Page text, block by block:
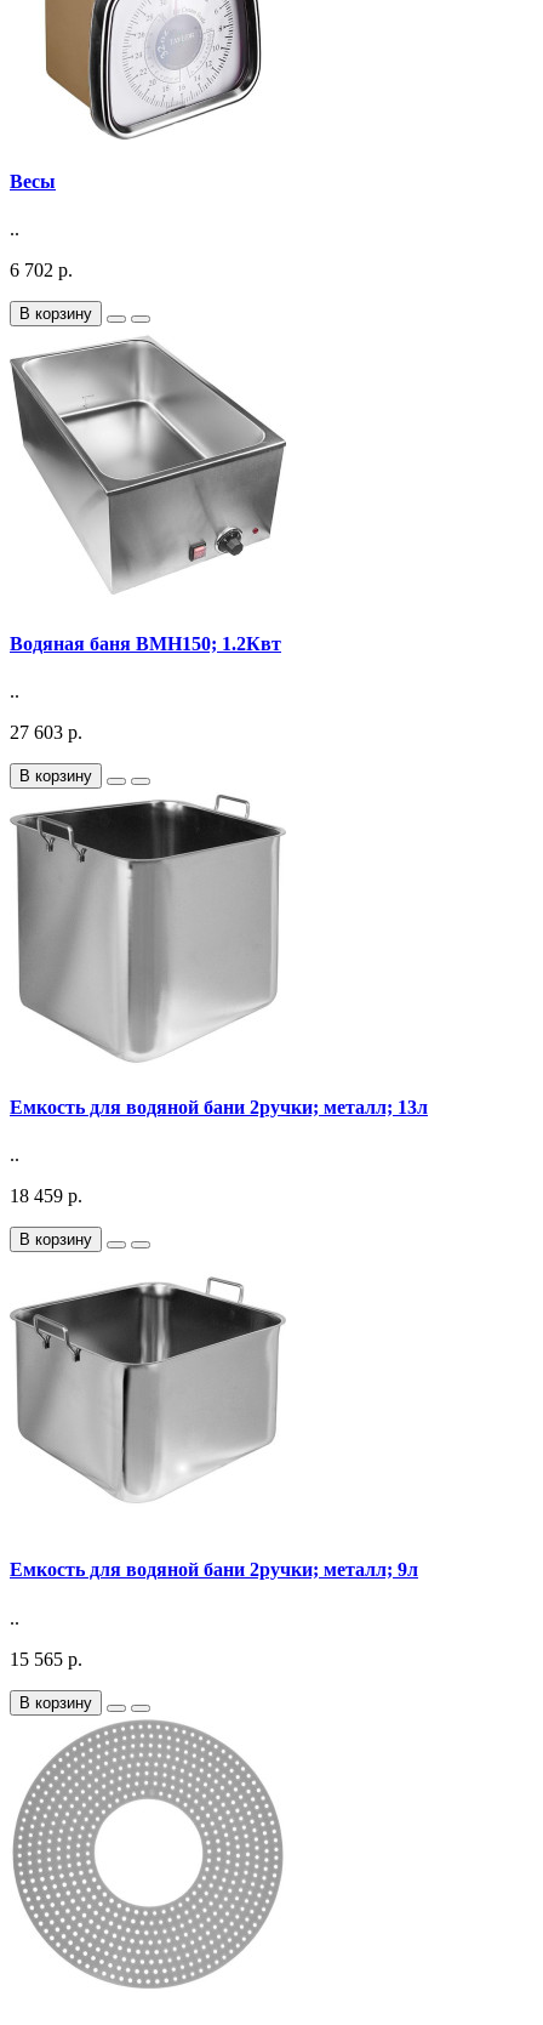
Весы
..
6 702 р.
В корзину
Водяная баня BMH150; 1.2Квт
..
27 603 р.
В корзину
Емкость для водяной бани 2ручки; металл; 13л
..
18 459 р.
В корзину
Емкость для водяной бани 2ручки; металл; 9л
..
15 565 р.
В корзину